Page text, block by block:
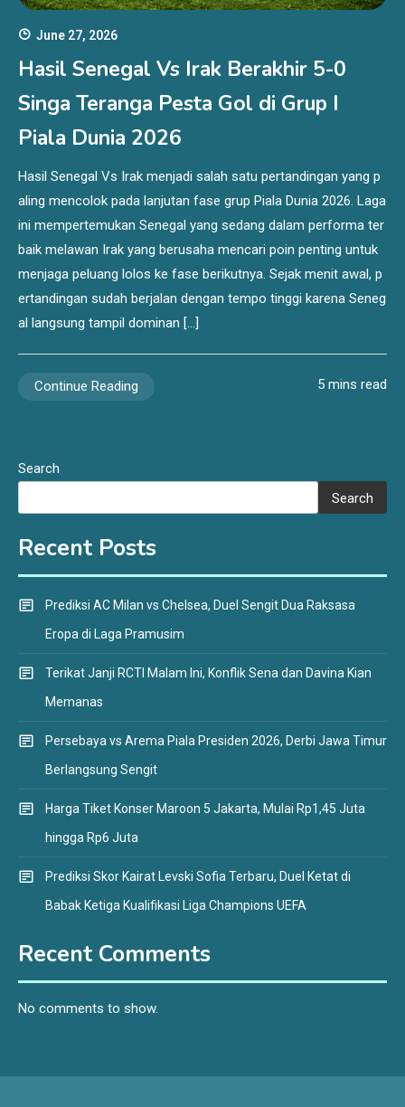
June 27, 2026
Hasil Senegal Vs Irak Berakhir 5-0
Singa Teranga Pesta Gol di Grup I
Piala Dunia 2026
Hasil Senegal Vs Irak menjadi salah satu pertandingan yang p
aling mencolok pada lanjutan fase grup Piala Dunia 2026. Laga
ini mempertemukan Senegal yang sedang dalam performa ter
baik melawan Irak yang berusaha mencari poin penting untuk
menjaga peluang lolos ke fase berikutnya. Sejak menit awal, p
ertandingan sudah berjalan dengan tempo tinggi karena Seneg
al langsung tampil dominan […]
Continue Reading 5 mins read
Search
Search
Recent Posts
Prediksi AC Milan vs Chelsea, Duel Sengit Dua Raksasa
Eropa di Laga Pramusim
Terikat Janji RCTI Malam Ini, Konflik Sena dan Davina Kian
Memanas
Persebaya vs Arema Piala Presiden 2026, Derbi Jawa Timur
Berlangsung Sengit
Harga Tiket Konser Maroon 5 Jakarta, Mulai Rp1,45 Juta
hingga Rp6 Juta
Prediksi Skor Kairat Levski Sofia Terbaru, Duel Ketat di
Babak Ketiga Kualifikasi Liga Champions UEFA
Recent Comments
No comments to show.